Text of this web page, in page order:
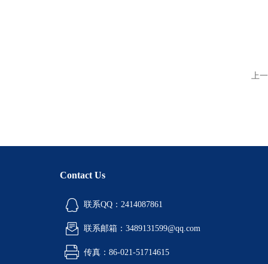
上
Contact Us
联系QQ：2414087861
联系邮箱：3489131599@qq.com
传真：86-021-51714615